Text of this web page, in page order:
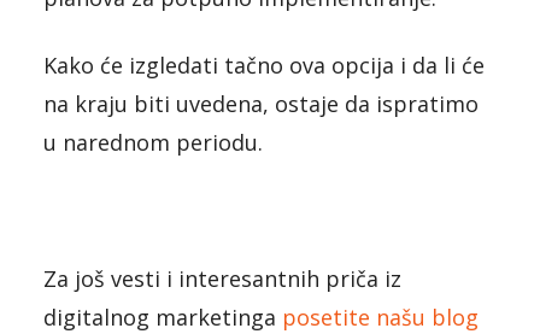
Kako će izgledati tačno ova opcija i da li će
na kraju biti uvedena, ostaje da ispratimo
u narednom periodu.
Za još vesti i interesantnih priča iz
digitalnog marketinga posetite našu blog